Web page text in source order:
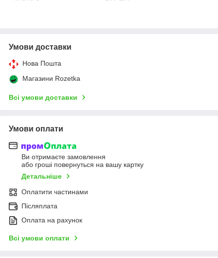
Умови доставки
Нова Пошта
Магазини Rozetka
Всі умови доставки
Умови оплати
Ви отримаєте замовлення
або гроші повернуться на вашу картку
Детальніше
Оплатити частинами
Післяплата
Оплата на рахунок
Всі умови оплати